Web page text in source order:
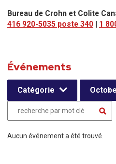
Bureau de Crohn et Colite
416 920-5035 poste 340 | 1
Événements
Catégorie
Aucun événement a été trouvé.